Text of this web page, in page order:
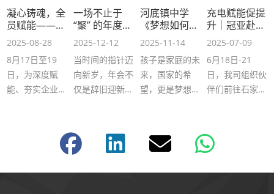
凝心铸魂，全
员赋能——冠
亚赴石家庄融
道学府圆满完
成为期三天的
企业文化深度
研修
2025-08-28
8月17日至19
日，为深度赋
能、夯实企业文
径。冠亚伙伴前
往石家庄融道学
一场不止于
“聚” 的年度盛
会
2025-12-12
当时间的指针迈
向新岁，年会不
仅是辞旧迎新的
的战略契机。本
次 2025年度会
河底镇中学
《梦想如何实
现》为梦前行
精彩回放
2025-11-14
孩子是家庭的未
来，国家的希
望，更是梦想的
冠亚公司特别策
划并在河底镇中
充电赋能促提
升｜冠亚赴石
家庄融道学府
开启”沉浸式”
学习之旅
2025-07-09
6月18日-21
日，我司组织伙
伴们前往石家庄
学习。此次活动
以“企业圣心文